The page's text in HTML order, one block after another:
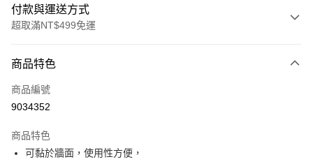
付款與運送方式
超取滿NT$499免運
信用卡一次付款
超商取貨付款
Apple Pay
商品特色
商品編號
9034352
商品特色
可黏於牆面，使用性方便，